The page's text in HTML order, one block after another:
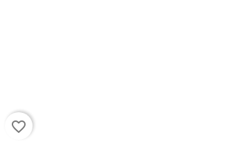
favorite_border